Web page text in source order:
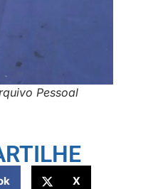
Pessoal
X